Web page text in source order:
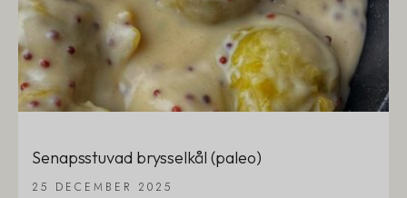
Senapsstuvad brysselkål (paleo)
25 DECEMBER 2025